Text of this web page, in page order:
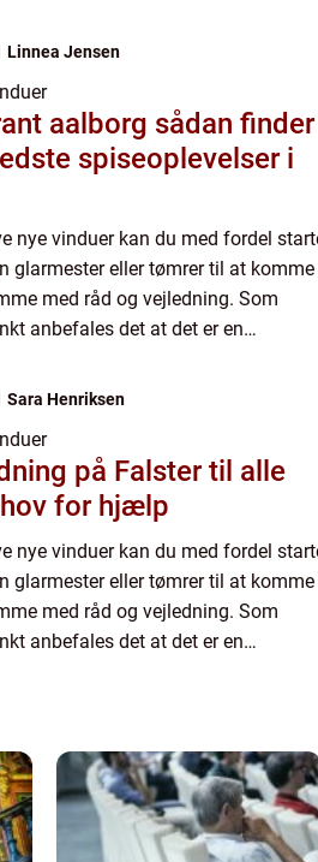
at...
Linnea Jensen
sådan finder
spiseoplevelser i
nye vinduer kan du med fordel
glarmester eller tømrer til at komme
med råd og vejledning. Som
anbefales det at det er en
at...
Sara Henriksen
på Falster til alle
for hjælp
nye vinduer kan du med fordel
glarmester eller tømrer til at komme
med råd og vejledning. Som
anbefales det at det er en